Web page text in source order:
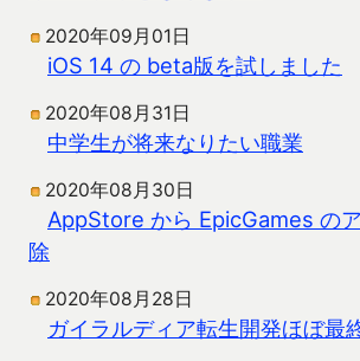
2020年09月01日
iOS 14 の beta版を試しました
2020年08月31日
中学生が将来なりたい職業
2020年08月30日
AppStore から EpicGames の
除
2020年08月28日
ガイラルディア転生開発ほぼ最